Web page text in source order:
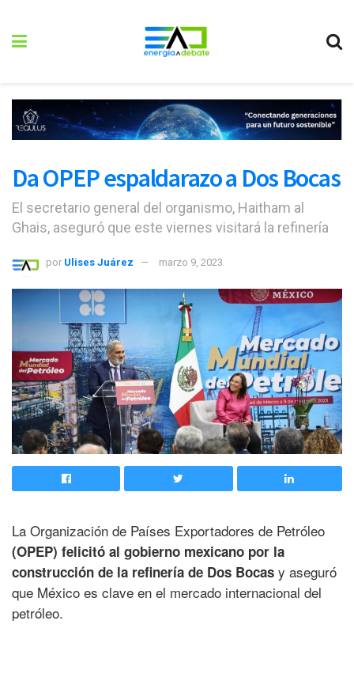
Da OPEP espaldarazo a Dos Bocas
El secretario general del organismo, Haitham al
Ghais, aseguró que este viernes visitará la refinería
por Ulises Juárez marzo 9, 2023
La Organización de Países Exportadores de Petróleo
(OPEP) felicitó al gobierno mexicano por la
construcción de la refinería de Dos Bocas y aseguró
que México es clave en el mercado internacional del
petróleo.